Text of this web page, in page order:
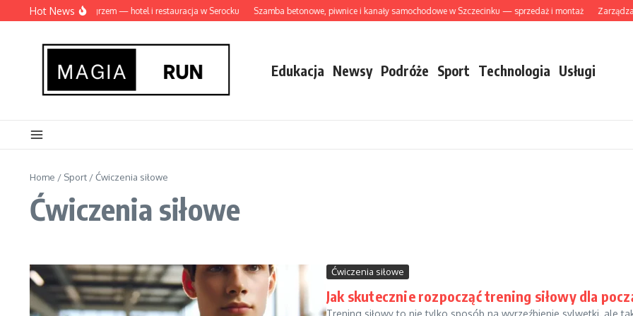
Przejdź do treści
Hot News
wesele nad Zegrzem — hotel i restauracja w Serocku Szamba betonowe, piwnice i kanały samochodowe w Szczecinku — sprzedaż i montaż Zarządzanie
Edukacja Newsy Podróże Sport Technologia Usługi
Home / Sport /Ćwiczenia siłowe
Ćwiczenia siłowe
Ćwiczenia siłowe
Jak skutecznie rozpocząć trening siłowy dla
Trening siłowy to nie tylko sposób na wyrzeźbienie sylwetki, ale